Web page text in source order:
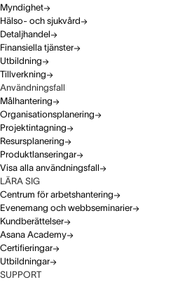
Myndighet
Hälso- och sjukvård
Detaljhandel
Finansiella tjänster
Utbildning
Tillverkning
Användningsfall
Målhantering
Organisationsplanering
Projektintagning
Resursplanering
Produktlanseringar
Visa alla användningsfall
LÄRA SIG
Centrum för arbetshantering
Evenemang och webbseminarier
Kundberättelser
Asana Academy
Certifieringar
Utbildningar
SUPPORT